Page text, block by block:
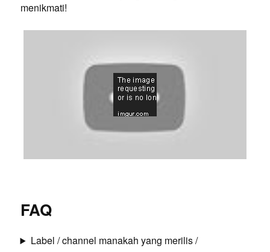
menikmati!
FAQ
Label / channel manakah yang merilis /